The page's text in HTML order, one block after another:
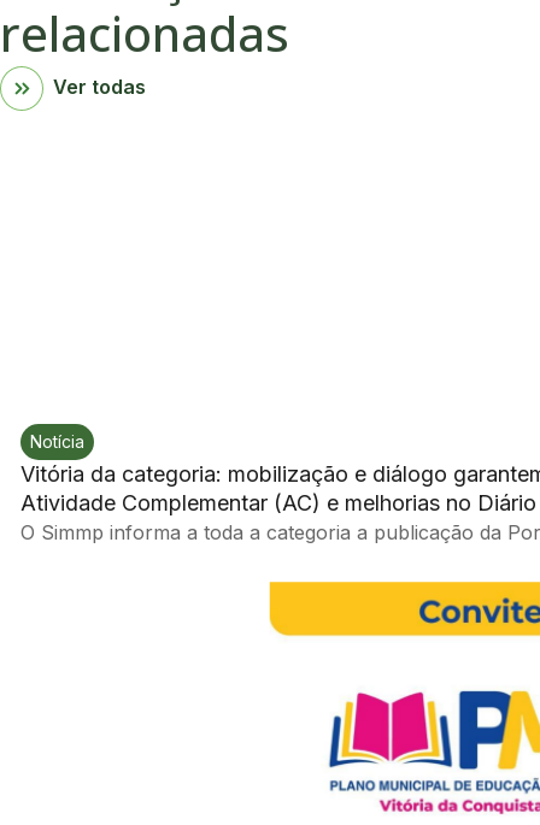
relacionadas
Ver todas
Notícia
Vitória da categoria: mobilização e diálogo
Atividade Complementar (AC) e melhorias no
O Simmp informa a toda a categoria a publicação da